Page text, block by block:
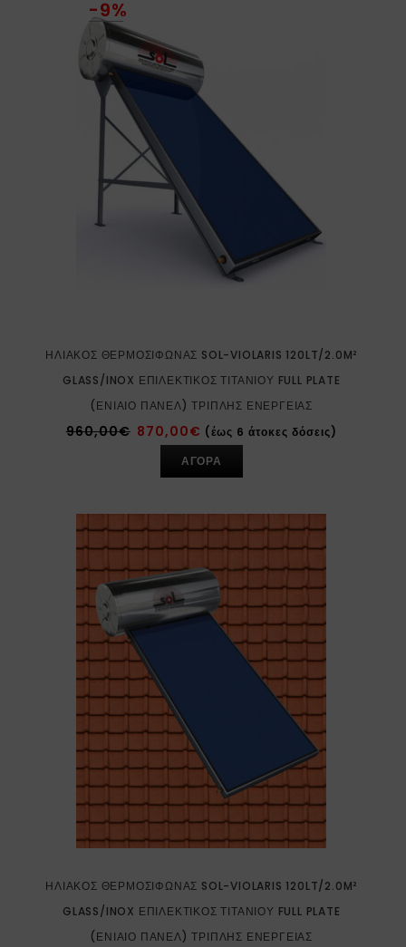
-9%
ΗΛΙΑΚΌΣ ΘΕΡΜΟΣΊΦΩΝΑΣ SOL-VIOLARIS 120LT/2.0M²
GLASS/INOX ΕΠΙΛΕΚΤΙΚΌΣ ΤΙΤΑΝΊΟΥ FULL PLATE
(ΕΝΙΑΊΟ ΠΆΝΕΛ) ΤΡΙΠΛΉΣ ΕΝΈΡΓΕΙΑΣ
960,00€ 870,00€ (έως 6 άτοκες δόσεις)
ΑΓΟΡΑ
ΗΛΙΑΚΌΣ ΘΕΡΜΟΣΊΦΩΝΑΣ SOL-VIOLARIS 120LT/2.0M²
GLASS/INOX ΕΠΙΛΕΚΤΙΚΌΣ ΤΙΤΑΝΊΟΥ FULL PLATE
(ΕΝΙΑΊΟ ΠΆΝΕΛ) ΤΡΙΠΛΉΣ ΕΝΈΡΓΕΙΑΣ